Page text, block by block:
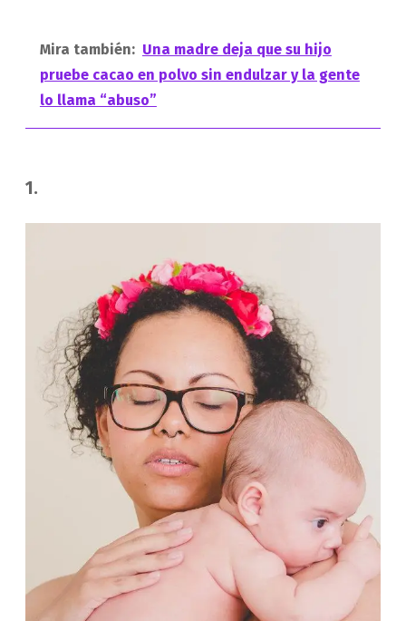
Mira también: Una madre deja que su hijo
pruebe cacao en polvo sin endulzar y la gente
lo llama “abuso”
1.